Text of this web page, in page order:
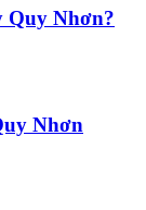
Quy Nhơn?
Nhơn